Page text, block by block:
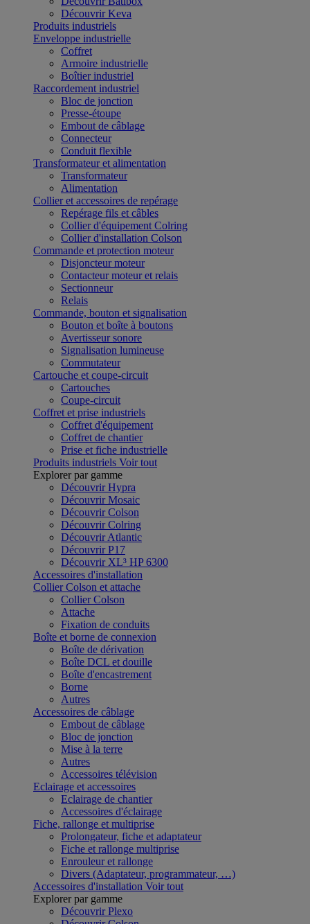
Découvrir Keva
Produits industriels
Enveloppe industrielle
Coffret
Armoire industrielle
Boîtier industriel
Raccordement industriel
Bloc de jonction
Presse-étoupe
Embout de câblage
Connecteur
Conduit flexible
Transformateur et alimentation
Transformateur
Alimentation
Collier et accessoires de repérage
Repérage fils et câbles
Collier d'équipement Colring
Collier d'installation Colson
Commande et protection moteur
Disjoncteur moteur
Contacteur moteur et relais
Sectionneur
Relais
Commande, bouton et signalisation
Bouton et boîte à boutons
Avertisseur sonore
Signalisation lumineuse
Commutateur
Cartouche et coupe-circuit
Cartouches
Coupe-circuit
Coffret et prise industriels
Coffret d'équipement
Coffret de chantier
Prise et fiche industrielle
Produits industriels Voir tout
Explorer par gamme
Découvrir Hypra
Découvrir Mosaic
Découvrir Colson
Découvrir Colring
Découvrir Atlantic
Découvrir P17
Découvrir XL³ HP 6300
Accessoires d'installation
Collier Colson et attache
Collier Colson
Attache
Fixation de conduits
Boîte et borne de connexion
Boîte de dérivation
Boîte DCL et douille
Boîte d'encastrement
Borne
Autres
Accessoires de câblage
Embout de câblage
Bloc de jonction
Mise à la terre
Autres
Accessoires télévision
Eclairage et accessoires
Eclairage de chantier
Accessoires d'éclairage
Fiche, rallonge et multiprise
Prolongateur, fiche et adaptateur
Fiche et rallonge multiprise
Enrouleur et rallonge
Divers (Adaptateur, programmateur, …)
Accessoires d'installation Voir tout
Explorer par gamme
Découvrir Plexo